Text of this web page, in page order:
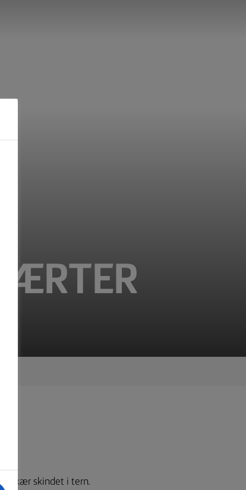
ÆRTER
Skær skindet i tern.